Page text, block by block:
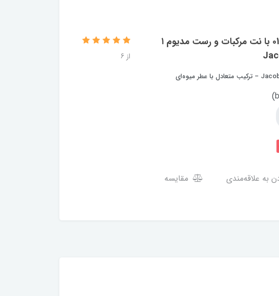
دانه قهوه جاکوبز مدل سلکشن شماره 01 با نت مرکبات و رست مدیوم ۱
از 6
مقایسه